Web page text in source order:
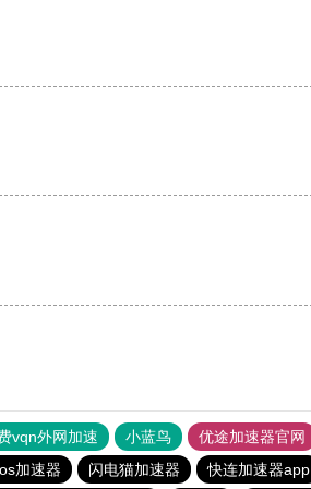
vqn外网加速 小蓝鸟 优途加速器官网
加速器 闪电猫加速器 快连加速器app